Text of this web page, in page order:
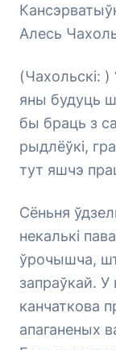
Алесь
(Чахольскі:
яны будуць
бы браць з
рыдлёўкі,
тут яшчэ
Сёньня
некалькі
ўрочышча,
запраўкай. У
канчаткова
апаганеных